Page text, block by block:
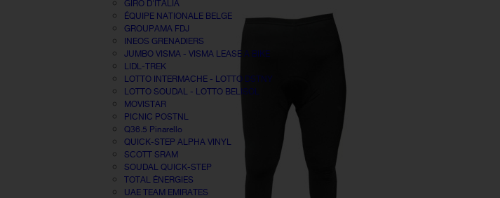
GIRO D'ITALIA
ÉQUIPE NATIONALE BELGE
GROUPAMA FDJ
INEOS GRENADIERS
JUMBO VISMA - VISMA LEASE A BIKE
LIDL-TREK
LOTTO INTERMACHE - LOTTO DSTNY
LOTTO SOUDAL - LOTTO BELISOL
MOVISTAR
PICNIC POSTNL
Q36.5 Pinarello
QUICK-STEP ALPHA VINYL
SCOTT SRAM
SOUDAL QUICK-STEP
TOTAL ÉNERGIES
UAE TEAM EMIRATES